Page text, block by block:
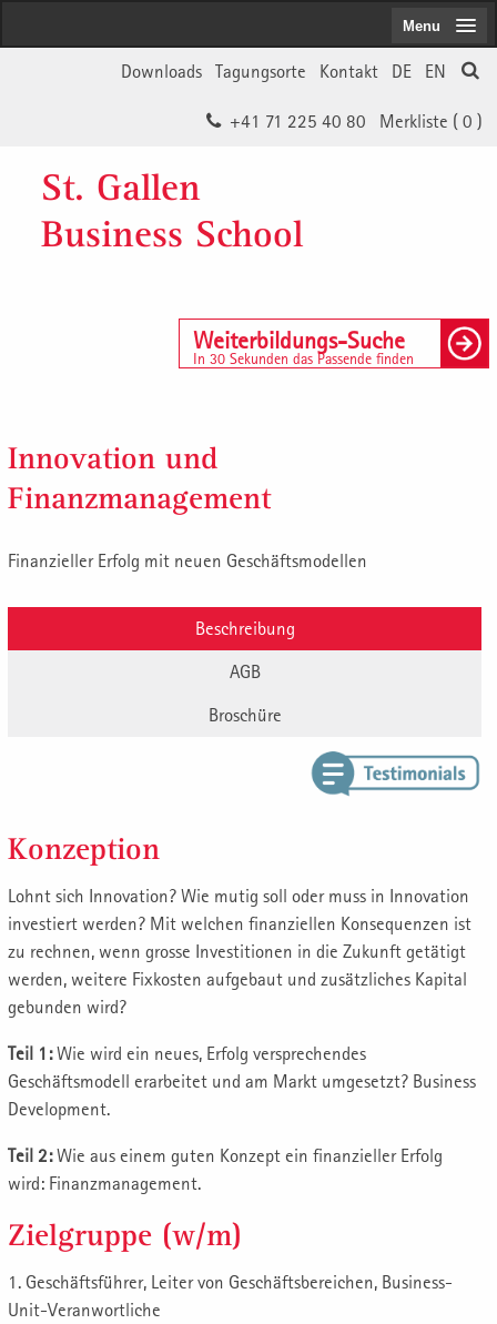
EN
DE
Kontakt
Tagungsorte
Downloads
Merkliste ( 0 )
+41 71 225 40 80
St. Gallen
Business School
Weiterbildungs-Suche
In 30 Sekunden das Passende finden
Menu
Innovation und
Finanzmanagement
Finanzieller Erfolg mit neuen Geschäftsmodellen
Beschreibung
AGB
Broschüre
Konzeption
Lohnt sich Innovation? Wie mutig soll oder muss in Innovation
investiert werden? Mit welchen finanziellen Konsequenzen ist
zu rechnen, wenn grosse Investitionen in die Zukunft getätigt
werden, weitere Fixkosten aufgebaut und zusätzliches Kapital
gebunden wird?
Teil 1:Wie wird ein neues, Erfolg versprechendes
Geschäftsmodell erarbeitet und am Markt umgesetzt? Business
Development.
Teil 2:Wie aus einem guten Konzept ein finanzieller Erfolg
wird: Finanzmanagement.
Zielgruppe (w/m)
1. Geschäftsführer, Leiter von Geschäftsbereichen, Business-
Unit-Veranwortliche